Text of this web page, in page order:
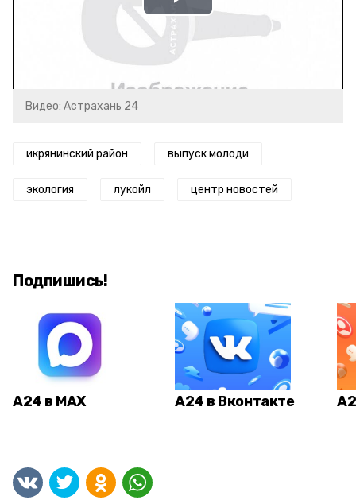
Play
Video
Видео: Астрахань 24
икрянинский район выпуск молоди
экология лукойл центр новостей
Подпишись!
А24 в MAX А24 в Вконтакте